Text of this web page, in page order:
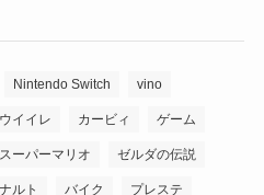
Nintendo Switch vino
ウイイレ カービィ ゲーム
スーパーマリオ ゼルダの伝説
ナルト バイク プレステ